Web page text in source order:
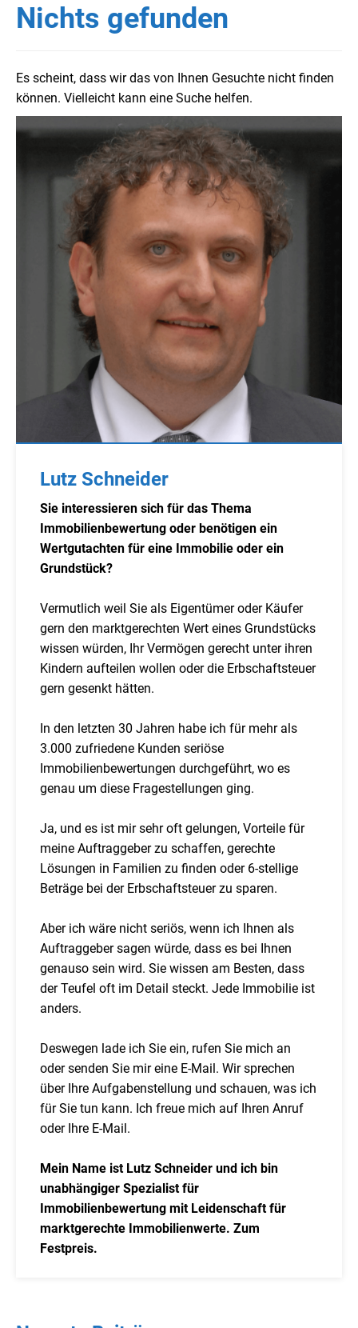
Nichts gefunden
Es scheint, dass wir das von Ihnen Gesuchte nicht finden
können. Vielleicht kann eine Suche helfen.
Lutz Schneider
Sie interessieren sich für das Thema
Immobilienbewertung oder benötigen ein
Wertgutachten für eine Immobilie oder ein
Grundstück?
Vermutlich weil Sie als Eigentümer oder Käufer
gern den marktgerechten Wert eines Grundstücks
wissen würden, Ihr Vermögen gerecht unter ihren
Kindern aufteilen wollen oder die Erbschaftsteuer
gern gesenkt hätten.
In den letzten 30 Jahren habe ich für mehr als
3.000 zufriedene Kunden seriöse
Immobilienbewertungen durchgeführt, wo es
genau um diese Fragestellungen ging.
Ja, und es ist mir sehr oft gelungen, Vorteile für
meine Auftraggeber zu schaffen, gerechte
Lösungen in Familien zu finden oder 6-stellige
Beträge bei der Erbschaftsteuer zu sparen.
Aber ich wäre nicht seriös, wenn ich Ihnen als
Auftraggeber sagen würde, dass es bei Ihnen
genauso sein wird. Sie wissen am Besten, dass
der Teufel oft im Detail steckt. Jede Immobilie ist
anders.
Deswegen lade ich Sie ein, rufen Sie mich an
oder senden Sie mir eine E-Mail. Wir sprechen
über Ihre Aufgabenstellung und schauen, was ich
für Sie tun kann. Ich freue mich auf Ihren Anruf
oder Ihre E-Mail.
Mein Name ist Lutz Schneider und ich bin
unabhängiger Spezialist für
Immobilienbewertung mit Leidenschaft für
marktgerechte Immobilienwerte. Zum
Festpreis.